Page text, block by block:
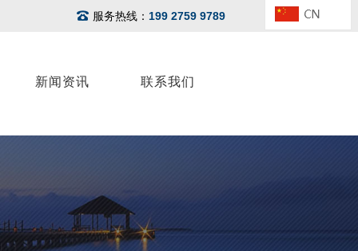
服务热线： 199 2759 9789
新闻资讯 联系我们